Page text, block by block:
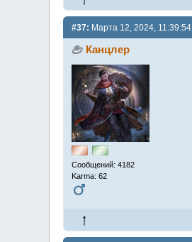
#37: Марта 12, 2024, 11:39:54
Канцлер
Сообщений: 4182
Karma: 62